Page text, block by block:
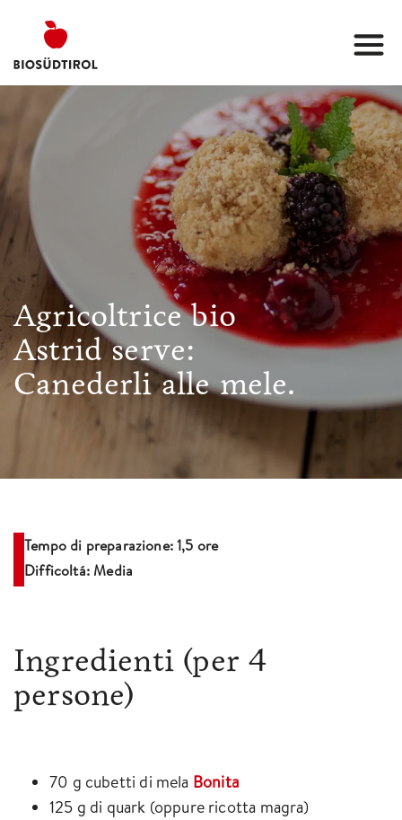
Agricoltrice bio
Astrid serve:
Canederli alle mele.
Tempo di preparazione: 1,5 ore
Difficoltá: Media
Ingredienti (per 4
persone)
70 g cubetti di mela Bonita
125 g di quark (oppure ricotta magra)